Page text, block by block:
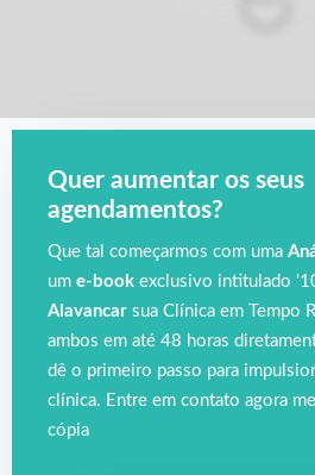
Quer aumentar os seus
agendamentos?
Que tal começarmos com uma
um e-book exclusivo intitulado
Alavancar sua Clínica em Tempo
ambos em até 48 horas
dê o primeiro passo para
clínica. Entre em contato agora
cópia